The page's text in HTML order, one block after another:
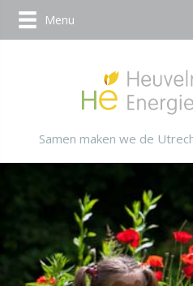
Menu
Samen maken we de